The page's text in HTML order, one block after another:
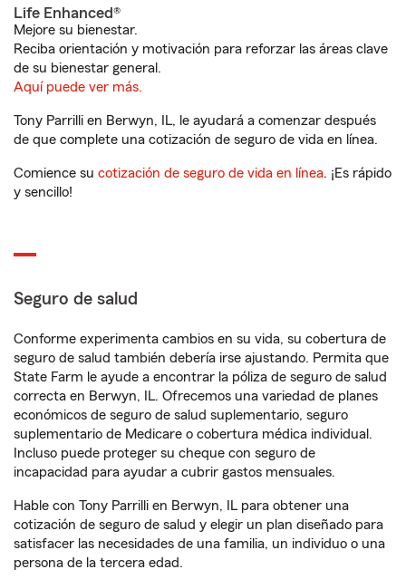
Life Enhanced®
Mejore su bienestar.
Reciba orientación y motivación para reforzar las áreas clave
de su bienestar general.
Aquí puede ver más.
Tony Parrilli en Berwyn, IL, le ayudará a comenzar después
de que complete una cotización de seguro de vida en línea.
Comience su cotización de seguro de vida en línea. ¡Es rápido
y sencillo!
Seguro de salud
Conforme experimenta cambios en su vida, su cobertura de
seguro de salud también debería irse ajustando. Permita que
State Farm le ayude a encontrar la póliza de seguro de salud
correcta en Berwyn, IL. Ofrecemos una variedad de planes
económicos de seguro de salud suplementario, seguro
suplementario de Medicare o cobertura médica individual.
Incluso puede proteger su cheque con seguro de
incapacidad para ayudar a cubrir gastos mensuales.
Hable con Tony Parrilli en Berwyn, IL para obtener una
cotización de seguro de salud y elegir un plan diseñado para
satisfacer las necesidades de una familia, un individuo o una
persona de la tercera edad.